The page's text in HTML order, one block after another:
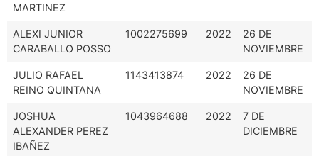
MARTINEZ
ALEXI JUNIOR
CARABALLO POSSO
1002275699 2022
26 DE
NOVIEMBRE
JULIO RAFAEL
REINO QUINTANA
1143413874 2022
26 DE
NOVIEMBRE
JOSHUA
ALEXANDER PEREZ
IBAÑEZ
1043964688 2022
7 DE
DICIEMBRE